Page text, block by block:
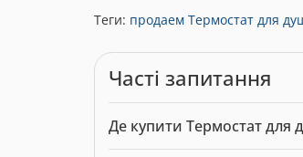
Теги: продаем Термостат для
Часті запитання
Де купити Термостат для